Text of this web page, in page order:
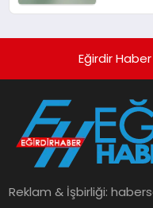
Eğirdir
Reklam & İşbirliği: